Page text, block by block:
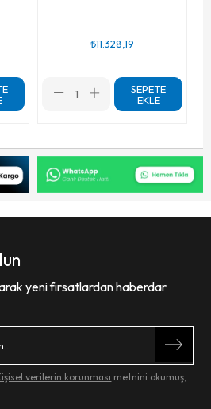
₺11.328,19
SEPETE
EKLE
yeni fırsatlardan haberdar
verilerin korunması metnini okumuş,